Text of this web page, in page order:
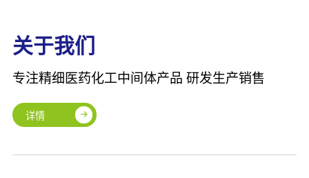
关于我们
专注精细医药化工中间体产品 研发生产销售
详情